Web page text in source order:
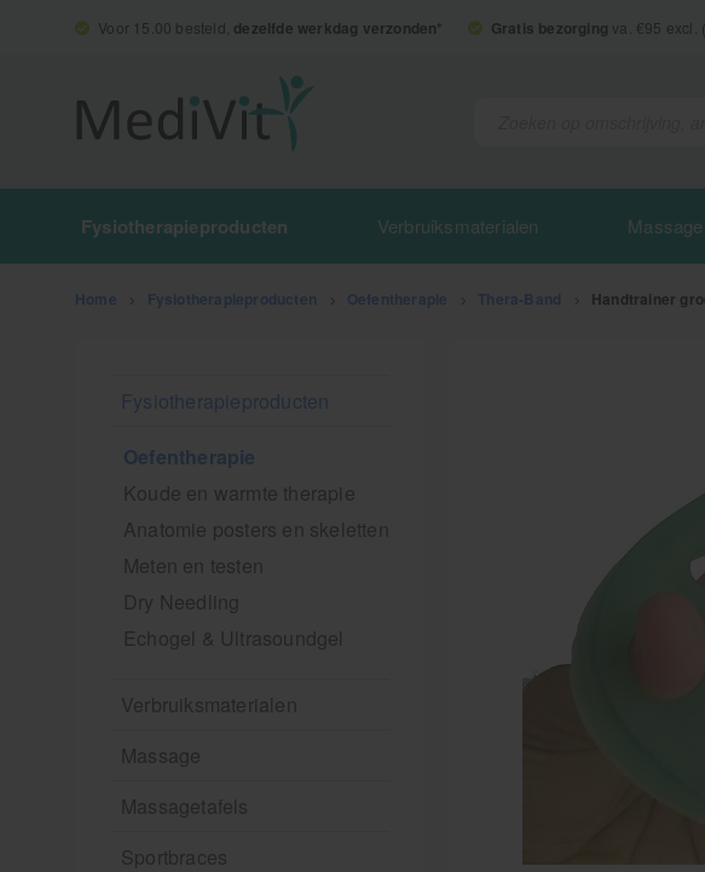
Voor 15.00 besteld, dezelfde werkdag verzonden* Gratis bezorging va. €95 excl.
Fysiotherapieproducten Verbruiksmaterialen Massage
Home Fysiotherapieproducten Oefentherapie Thera-Band Handtrainer
Fysiotherapieproducten
Oefentherapie
Koude en warmte therapie
Anatomie posters en skeletten
Meten en testen
Dry Needling
Echogel & Ultrasoundgel
Verbruiksmaterialen
Massage
Massagetafels
Sportbraces